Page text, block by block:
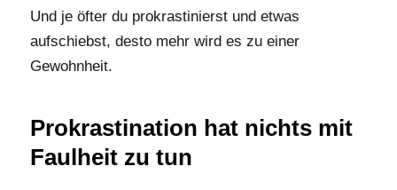
Und je öfter du prokrastinierst und etwas
aufschiebst, desto mehr wird es zu einer
Gewohnheit.
Prokrastination hat nichts mit
Faulheit zu tun